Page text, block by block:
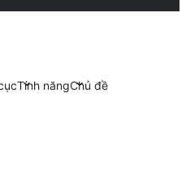
Tính năngChủ đề